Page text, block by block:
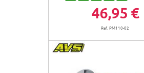
46,95 €
Ref. PM110-02